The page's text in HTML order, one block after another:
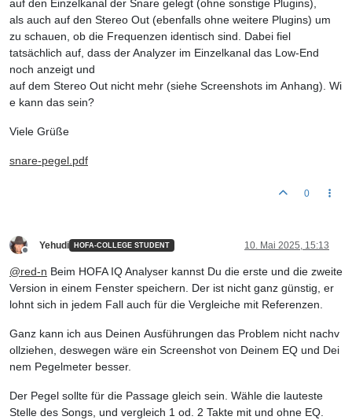
auf den Einzelkanal der Snare gelegt (ohne sonstige Plugins),
als auch auf den Stereo Out (ebenfalls ohne weitere Plugins) um
zu schauen, ob die Frequenzen identisch sind. Dabei fiel
tatsächlich auf, dass der Analyzer im Einzelkanal das Low-End
noch anzeigt und
auf dem Stereo Out nicht mehr (siehe Screenshots im Anhang). Wi
e kann das sein?
Viele Grüße
snare-pegel.pdf
0
Yehudi HOFA-COLLEGE STUDENT 10. Mai 2025, 15:13
@red-n Beim HOFA IQ Analyser kannst Du die erste und die zweite
Version in einem Fenster speichern. Der ist nicht ganz günstig, er
lohnt sich in jedem Fall auch für die Vergleiche mit Referenzen.
Ganz kann ich aus Deinen Ausführungen das Problem nicht nachv
ollziehen, deswegen wäre ein Screenshot von Deinem EQ und Dei
nem Pegelmeter besser.
Der Pegel sollte für die Passage gleich sein. Wähle die lauteste
Stelle des Songs, und vergleich 1 od. 2 Takte mit und ohne EQ.